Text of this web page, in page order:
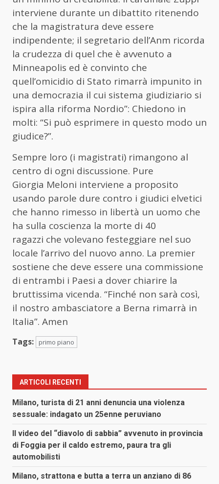
interviene durante un dibattito ritenendo
che la magistratura deve essere
indipendente; il segretario dell’Anm ricorda
la crudezza di quel che è avvenuto a
Minneapolis ed è convinto che
quell’omicidio di Stato rimarrà impunito in
una democrazia il cui sistema giudiziario si
ispira alla riforma Nordio”: Chiedono in
molti: “Si può esprimere in questo modo un
giudice?”.
Sempre loro (i magistrati) rimangono al
centro di ogni discussione. Pure
Giorgia Meloni interviene a proposito
usando parole dure contro i giudici elvetici
che hanno rimesso in libertà un uomo che
ha sulla coscienza la morte di 40
ragazzi che volevano festeggiare nel suo
locale l’arrivo del nuovo anno. La premier
sostiene che deve essere una commissione
di entrambi i Paesi a dover chiarire la
bruttissima vicenda. “Finché non sarà così,
il nostro ambasciatore a Berna rimarrà in
Italia”. Amen
Tags: primo piano
ARTICOLI RECENTI
Milano, turista di 21 anni denuncia una violenza
sessuale: indagato un 25enne peruviano
Il video del “diavolo di sabbia” avvenuto in provincia
di Foggia per il caldo estremo, paura tra gli
automobilisti
Milano, strattona e butta a terra un anziano di 86